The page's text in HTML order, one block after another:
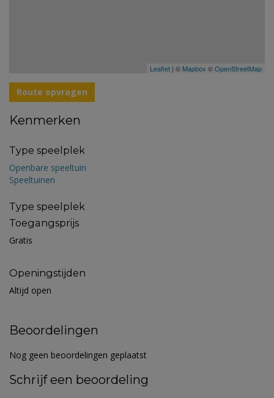
Leaflet | © Mapbox ©OpenStreetMap
Route opvragen
Kenmerken
Type speelplek
Openbare speeltuin
Speeltuinen
Type speelplek
Toegangsprijs
Gratis
Openingstijden
Altijd open
Beoordelingen
Nog geen beoordelingen geplaatst
Schrijf een beoordeling